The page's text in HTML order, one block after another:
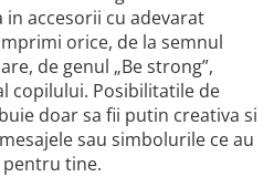
accesorii cu adevarat
orice, de la semnul
de genul „Be strong”,
copilului. Posibilitatile de
doar sa fii putin creativa si
sau simbolurile ce au
tine.